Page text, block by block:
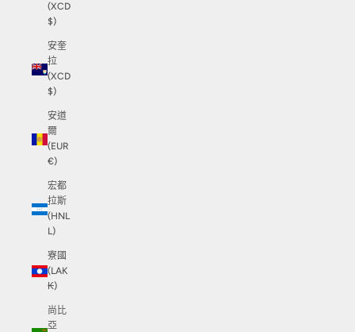
(XCD
$)
安奎
拉
(XCD
$)
安道
爾
(EUR
€)
宏都
拉斯
(HNL
L)
寮國
(LAK
₭)
尚比
亞